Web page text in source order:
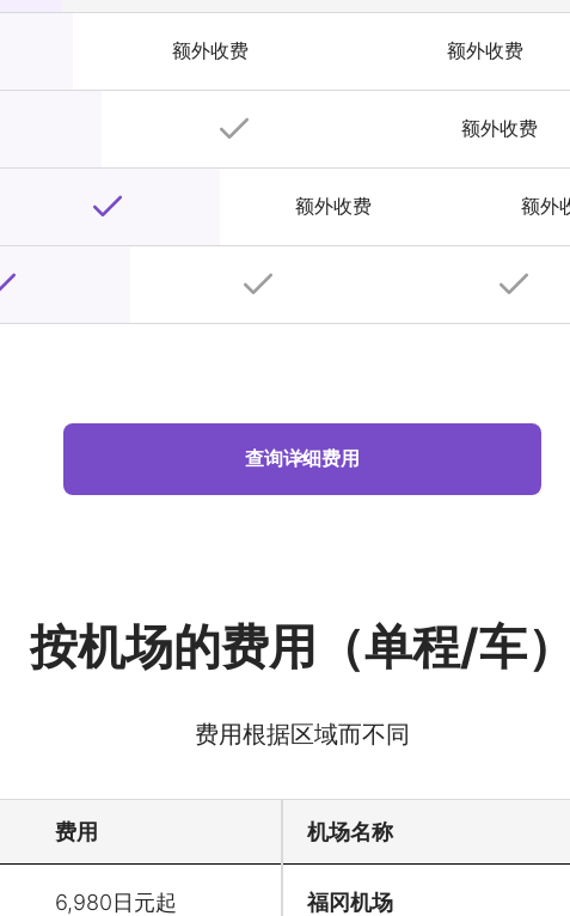
额外收费 额外收费
额外收费
额外收费 额外
查询详细费用
按机场的费用（单程/车
费用根据区域而不同
费用
6,980日元起
机场名称
福冈机场